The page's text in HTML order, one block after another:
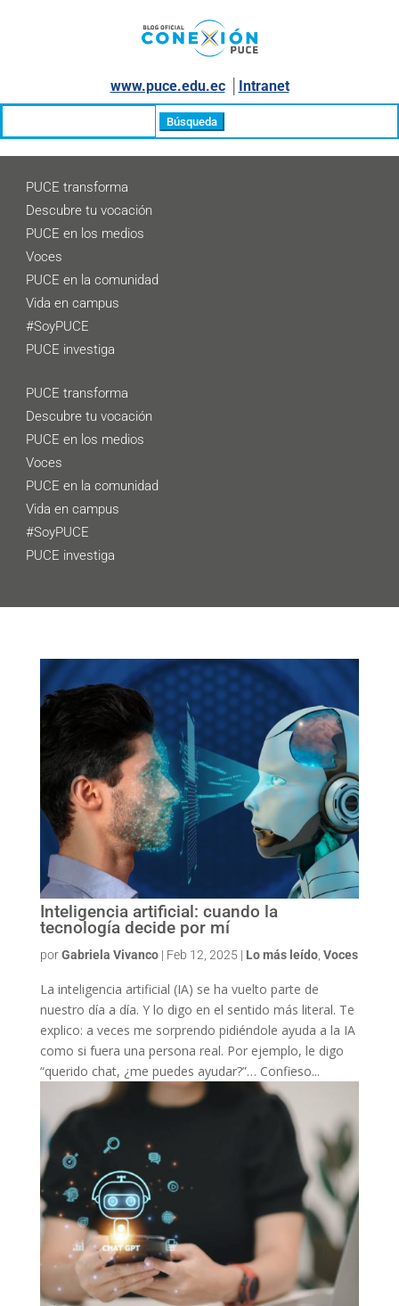
www.puce.edu.ec│ Intranet
PUCE transforma
Descubre tu vocación
PUCE en los medios
Voces
PUCE en la comunidad
Vida en campus
#SoyPUCE
PUCE investiga
PUCE transforma
Descubre tu vocación
PUCE en los medios
Voces
PUCE en la comunidad
Vida en campus
#SoyPUCE
PUCE investiga
Inteligencia artificial: cuando la
tecnología decide por mí
porGabriela Vivanco| Feb 12, 2025 | Lo más leído, Voces
La inteligencia artificial (IA) se ha vuelto parte de
nuestro día a día. Y lo digo en el sentido más literal. Te
explico: a veces me sorprendo pidiéndole ayuda a la IA
como si fuera una persona real. Por ejemplo, le digo
“querido chat, ¿me puedes ayudar?”… Confieso...